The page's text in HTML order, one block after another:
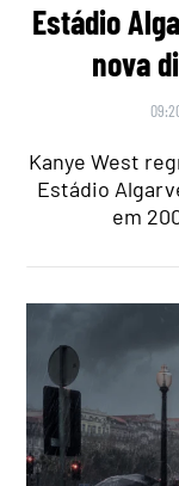
Estádio
nova
Kanye West
Estádio
em